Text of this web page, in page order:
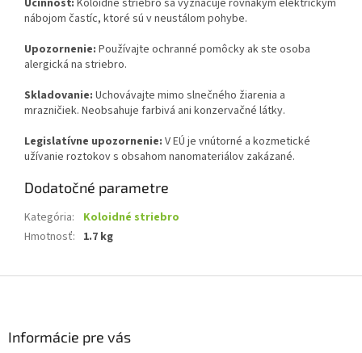
Účinnosť: Koloidné striebro sa vyznačuje rovnakým elektrickým
nábojom častíc, ktoré sú v neustálom pohybe.
Upozornenie: Používajte ochranné pomôcky ak ste osoba
alergická na striebro.
Skladovanie: Uchovávajte mimo slnečného žiarenia a
mrazničiek. Neobsahuje farbivá ani konzervačné látky.
Legislatívne upozornenie: V EÚ je vnútorné a kozmetické
užívanie roztokov s obsahom nanomateriálov zakázané.
Dodatočné parametre
Kategória:
Koloidné striebro
Hmotnosť: 1.7 kg
Informácie pre vás